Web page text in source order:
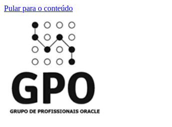
Pular para o conteúdo